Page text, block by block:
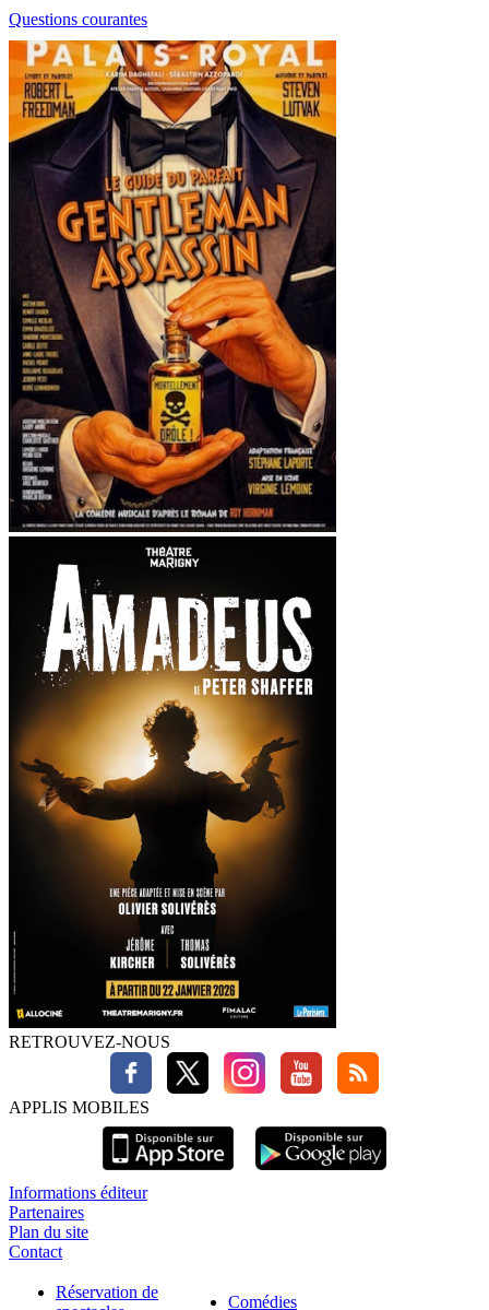
Questions courantes
RETROUVEZ-NOUS
APPLIS MOBILES
Informations éditeur
Partenaires
Plan du site
Contact
Réservation de
Comédies